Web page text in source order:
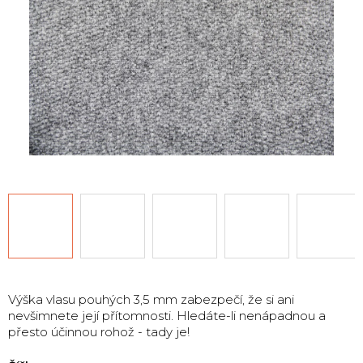
Výška vlasu pouhých 3,5 mm zabezpečí, že si ani
nevšimnete její přítomnosti. Hledáte-li nenápadnou a
přesto účinnou rohož - tady je!